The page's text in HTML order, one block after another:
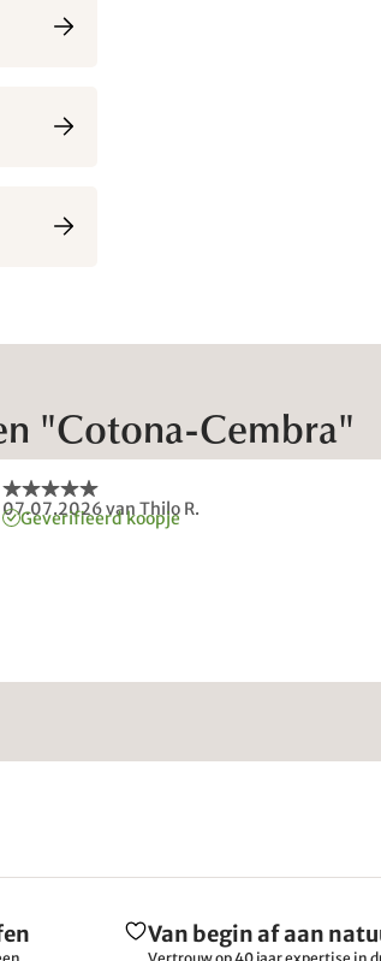
"Cotona-Cembra"
07.07.2026van Thilo R.
Geverifieerd koopje
Van begin af aan